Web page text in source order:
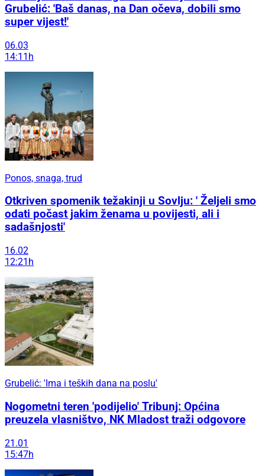
Grubelić: 'Baš danas, na Dan očeva, dobili smo
super vijest!'
06.03
14:11h
Ponos, snaga, trud
Otkriven spomenik težakinji u Sovlju: ' Željeli smo
odati počast jakim ženama u povijesti, ali i
sadašnjosti'
16.02
12:21h
Grubelić: 'Ima i teških dana na poslu'
Nogometni teren 'podijelio' Tribunj: Općina
preuzela vlasništvo, NK Mladost traži odgovore
21.01
15:47h